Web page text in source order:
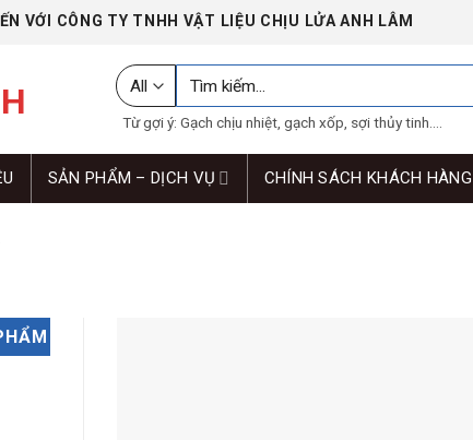
VỚI CÔNG TY TNHH VẬT LIỆU CHỊU LỬA ANH LÂM
Tìm
Từ gợi ý: Gạch chịu nhiệt, gạch xốp, sợi thủy tinh....
SẢN PHẨM – DỊCH VỤ CHÍNH SÁCH KHÁCH HÀNG